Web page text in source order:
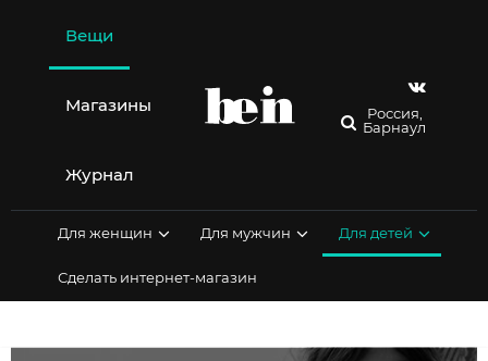
содержимому
Вещи
Магазины
Журнал
Россия,
Барнаул
Для женщин Для мужчин Для детей
Сделать интернет-магазин